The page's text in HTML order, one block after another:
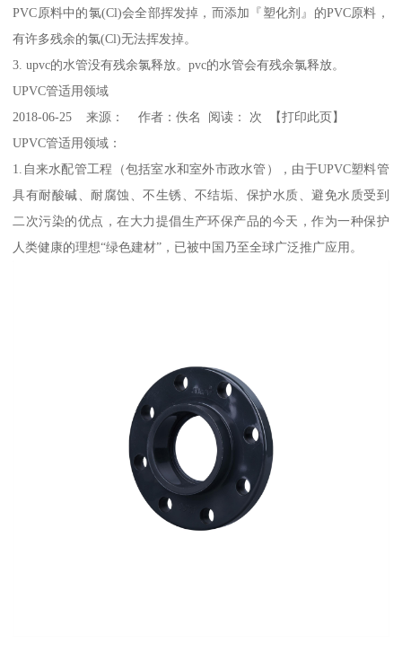
PVC原料中的氯(Cl)会全部挥发掉，而添加『塑化剂』的PVC原料，
有许多残余的氯(Cl)无法挥发掉。
3. upvc的水管没有残余氯释放。pvc的水管会有残余氯释放。
UPVC管适用领域
2018-06-25 来源： 作者：佚名 阅读： 次 【打印此页】
UPVC管适用领域：
1.自来水配管工程（包括室水和室外市政水管），由于UPVC塑料管
具有耐酸碱、耐腐蚀、不生锈、不结垢、保护水质、避免水质受到
二次污染的优点，在大力提倡生产环保产品的今天，作为一种保护
人类健康的理想“绿色建材”，已被中国乃至全球广泛推广应用。